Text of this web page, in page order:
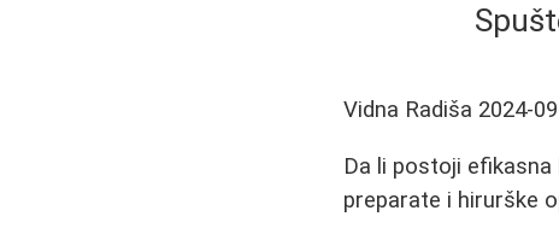
Vidna Radiša 2024-
Da li postoji
preparate i hirurške